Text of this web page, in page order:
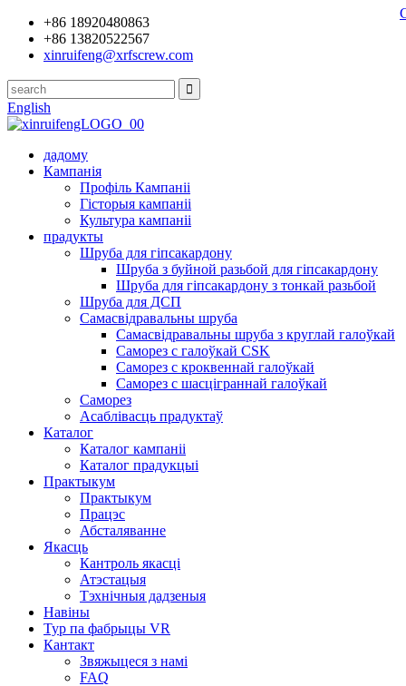
+86 18920480863
+86 13820522567
xinruifeng@xrfscrew.com
English
дадому
Кампанія
Профіль Кампаніі
Гісторыя кампаніі
Культура кампаніі
прадукты
Шруба для гіпсакардону
Шруба з буйной разьбой для гіпсакардону
Шруба для гіпсакардону з тонкай разьбой
Шруба для ДСП
Самасвідравальны шруба
Самасвідравальны шруба з круглай галоўкай
Саморез с галоўкай CSK
Саморез с кроквеннай галоўкай
Саморез с шасціграннай галоўкай
Саморез
Асаблівасць прадуктаў
Каталог
Каталог кампаніі
Каталог прадукцыі
Практыкум
Практыкум
Працэс
Абсталяванне
Якасць
Кантроль якасці
Атэстацыя
Тэхнічныя дадзеныя
Навіны
Тур па фабрыцы VR
Кантакт
Звяжыцеся з намі
FAQ